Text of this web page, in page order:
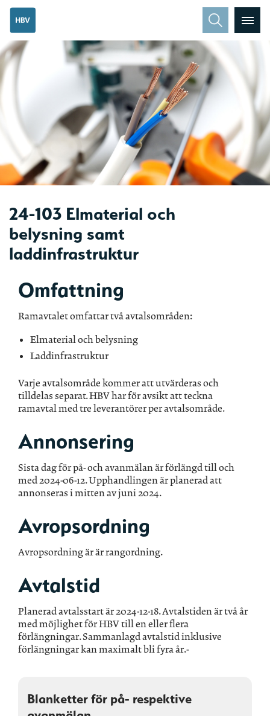
24-103 Elmaterial och
belysning samt
laddinfrastruktur
Omfattning
Ramavtalet omfattar två avtalsområden:
Elmaterial och belysning
Laddinfrastruktur
Varje avtalsområde kommer att utvärderas och
tilldelas separat. HBV har för avsikt att teckna
ramavtal med tre leverantörer per avtalsområde.
Annonsering
Sista dag för på- och avanmälan är förlängd till och
med 2024-06-12. Upphandlingen är planerad att
annonseras i mitten av juni 2024.
Avropsordning
Avropsordning är är rangordning.
Avtalstid
Planerad avtalsstart är 2024-12-18. Avtalstiden är två år
med möjlighet för HBV till en eller flera
förlängningar. Sammanlagd avtalstid inklusive
förlängningar kan maximalt bli fyra år.-
Blanketter för på- respektive